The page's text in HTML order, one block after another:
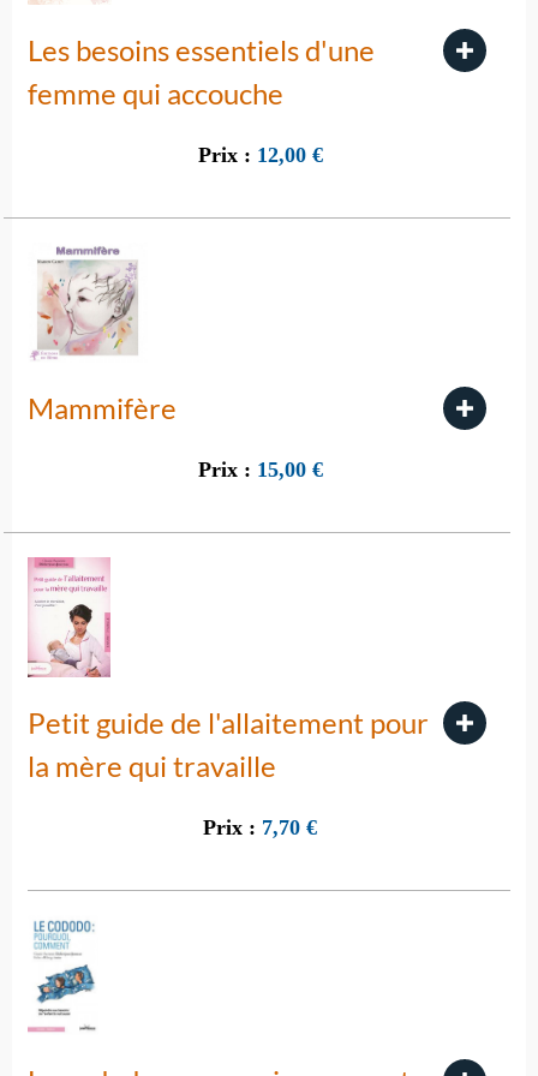
Les besoins essentiels d'une
femme qui accouche
Prix : 12,00 €
Mammifère
Prix : 15,00 €
Petit guide de l'allaitement pour
la mère qui travaille
Prix : 7,70 €